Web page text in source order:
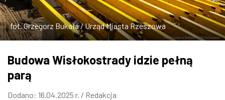
ZDJĘCIA
W RZESZOWIE
fot. Grzegorz Bukała / Urząd Miasta Rzeszowa
Budowa Wisłokostrady idzie pełną
parą
Dodano: 16.04.2025 r. / Redakcja